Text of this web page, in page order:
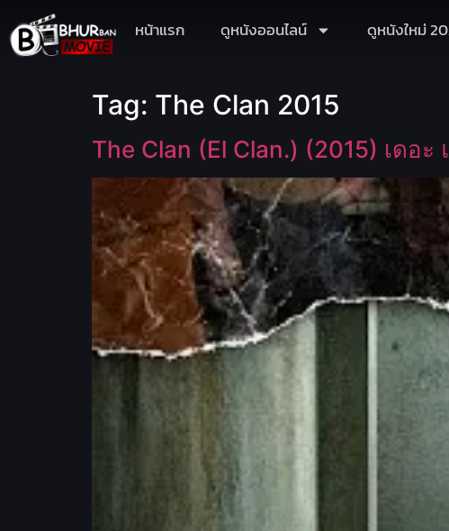
หน้าแรก ดูหนังออนไลน์ ดูหนังใหม่
Tag: The Clan 2015
The Clan (El Clan.) (2015) เดอะ